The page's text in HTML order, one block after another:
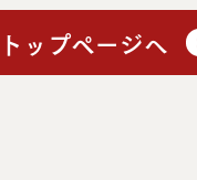
トップページへ